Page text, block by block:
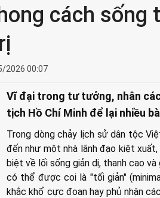
cách sống
2026 00:07
Vĩ đại trong tư tưởng, nhân
tịch Hồ Chí Minh để lại nhiều
Trong dòng chảy lịch sử dân tộc
đến như một nhà lãnh đạo kiệt
biệt về lối sống giản dị, thanh cao
có thể được coi là "tối giản"
khắc khổ cực đoan hay phủ nhận